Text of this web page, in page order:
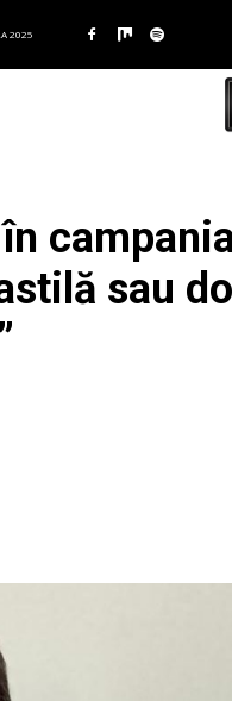
2025
sau